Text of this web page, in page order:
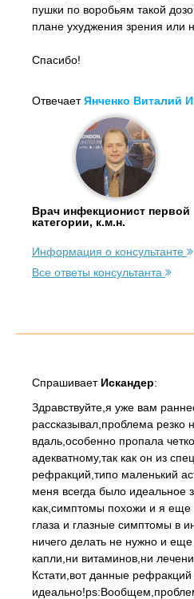
пушки по воробьям такой
плане ухуджения зрения или
Спасибо!
ОтвечаетЯнченко Виталий
Врач инфекционист первой
категории, к.м.н.
Информация о консультанте
Все ответы консультанта
Спрашивает Искандер:
Здравствуйте,я уже вам
рассказывал,проблема резко
вдаль,особенно пропала
адекватному,так как он из
рефракций,типо маленький
меня всегда было идеальное
как,симптомы похожи и я еще
глаза и глазные симптомы в
ничего делать не нужно и
капли,ни витаминов,ни
Кстати,вот данные